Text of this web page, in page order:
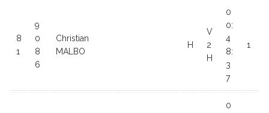
8
1
9
0
8
6
Christian
MALBO
H
V
2
H
0
0:
4
8:
3
7
1
0